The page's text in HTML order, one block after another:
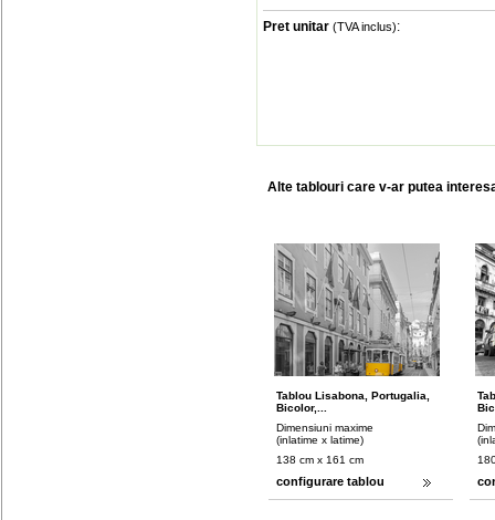
Pret unitar (TVA inclus):
Alte tablouri care v-ar putea
Tablou Lisabona, Portugalia,
Bicolor,...
Dimensiuni maxime
(inlatime x latime)
138 cm x 161 cm
configurare tablou